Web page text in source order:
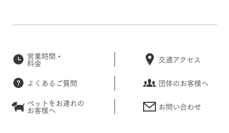
営業時間・
料金 交通アクセス
よくあるご質問
団体のお客様へ
ペットをお連れの
お客様へ お問い合わせ